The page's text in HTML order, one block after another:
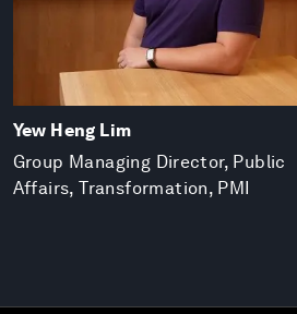
Yew Heng Lim
Group Managing Director, Public
Affairs, Transformation, PMI